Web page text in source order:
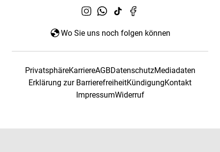
Wo Sie uns noch folgen können
PrivatsphäreKarriereAGBDatenschutzMediadaten
Erklärung zur BarrierefreiheitKündigungKontakt
ImpressumWiderruf